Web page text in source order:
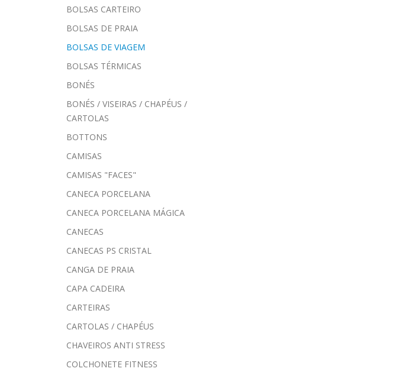
BOLSAS CARTEIRO
BOLSAS DE PRAIA
BOLSAS DE VIAGEM
BOLSAS TÉRMICAS
BONÉS
BONÉS / VISEIRAS / CHAPÉUS /
CARTOLAS
BOTTONS
CAMISAS
CAMISAS "FACES"
CANECA PORCELANA
CANECA PORCELANA MÁGICA
CANECAS
CANECAS PS CRISTAL
CANGA DE PRAIA
CAPA CADEIRA
CARTEIRAS
CARTOLAS / CHAPÉUS
CHAVEIROS ANTI STRESS
COLCHONETE FITNESS